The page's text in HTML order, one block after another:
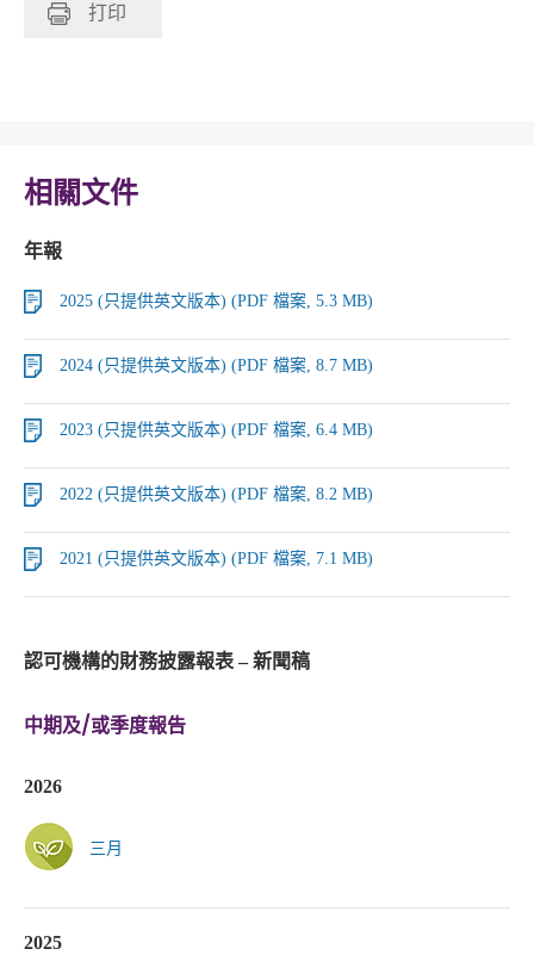
打印
相關文件
年報
2025 (只提供英文版本) (PDF 檔案, 5.3 MB)
2024 (只提供英文版本) (PDF 檔案, 8.7 MB)
2023 (只提供英文版本) (PDF 檔案, 6.4 MB)
2022 (只提供英文版本) (PDF 檔案, 8.2 MB)
2021 (只提供英文版本) (PDF 檔案, 7.1 MB)
認可機構的財務披露報表 – 新聞稿
中期及/或季度報告
2026
三月
2025